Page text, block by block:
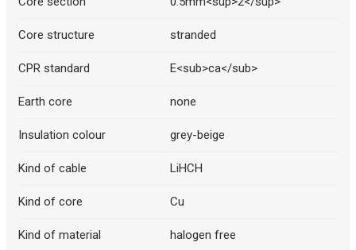
Core structure stranded
CPR standard E<sub>ca</sub>
Earth core none
Insulation colour grey-beige
Kind of cable LiHCH
Kind of core Cu
Kind of material halogen free